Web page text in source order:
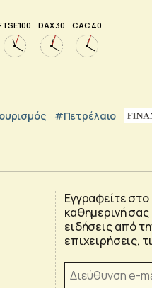
100 DAX 30 CAC 40
#Πετρέλαιο
Εγγραφείτε
καθημερινή
ειδήσεις από
επιχειρήσεις,